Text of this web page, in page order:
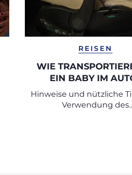
REISEN
WIE
EIN BABY IM
Hinweise und nützliche
Verwendung des